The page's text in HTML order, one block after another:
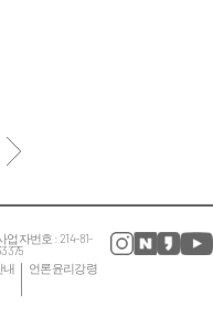
업자번호 : 214-81-
내 언론윤리강령